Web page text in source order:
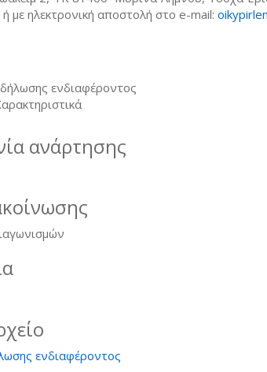
με ηλεκτρονική αποστολή στο e-mail:
ενδιαφέροντος
ανάρτησης
ενδιαφέροντος